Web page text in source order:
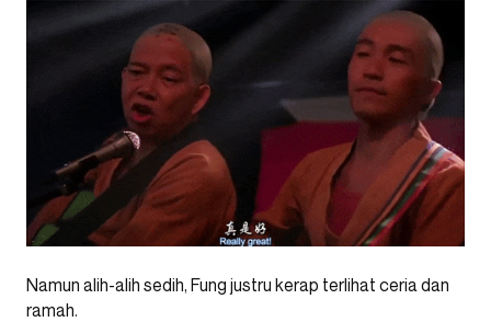
Namun alih-alih sedih, Fung justru kerap terlihat ceria dan
ramah.